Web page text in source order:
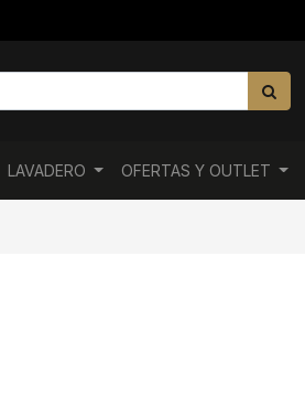
LAVADERO OFERTAS Y OUTLET